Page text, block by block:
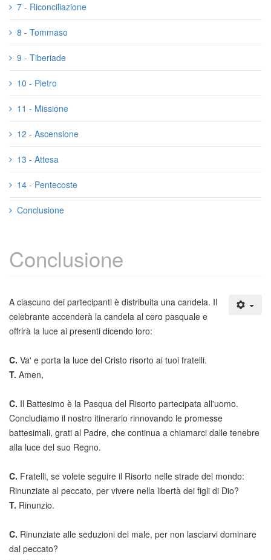
7 - Riconciliazione
8 - Tommaso
9 - Tiberiade
10 - Pietro
11 - Missione
12 - Ascensione
13 - Attesa
14 - Pentecoste
Conclusione
Conclusione
A ciascuno dei partecipanti è distribuita una candela. Il
celebrante accenderà la candela al cero pasquale e
offrirà la luce ai presenti dicendo loro:
C. Va' e porta la luce del Cristo risorto ai tuoi fratelli.
T. Amen,
C. Il Battesimo è la Pasqua del Risorto partecipata all'uomo.
Concludiamo il nostro itinerario rinnovando le promesse
battesimali, grati al Padre, che continua a chiamarci dalle tenebre
alla luce del suo Regno.
C. Fratelli, se volete seguire il Risorto nelle strade del mondo:
Rinunziate al peccato, per vivere nella libertà dei figli di Dio?
T. Rinunzio.
C. Rinunziate alle seduzioni del male, per non lasciarvi dominare
dal peccato?